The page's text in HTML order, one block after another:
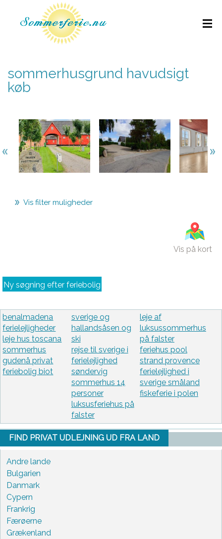
sommerhusgrund havudsigt
køb
Vis filter muligheder
Vis på kort
Ny søgning efter feriebolig
benalmadena
ferielejligheder
leje hus toscana
sommerhus
gudenå privat
feriebolig biot
sverige og
hallandsåsen og
ski
rejse til sverige i
ferielejlighed
søndervig
sommerhus 14
personer
luksusferiehus på
falster
leje af
luksussommerhus
på falster
feriehus pool
strand provence
ferielejlighed i
sverige småland
fiskeferie i polen
FIND PRIVAT UDLEJNING UD FRA LAND
Andre lande
Bulgarien
Danmark
Cypern
Frankrig
Færøerne
Grækenland